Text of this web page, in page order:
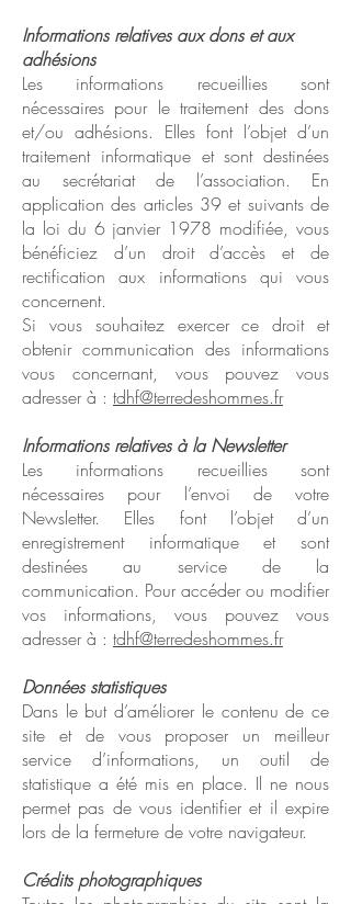
Informations relatives aux dons et aux
adhésions
Les informations recueillies sont
nécessaires pour le traitement des dons
et/ou adhésions. Elles font l’objet d’un
traitement informatique et sont destinées
au secrétariat de l’association. En
application des articles 39 et suivants de
la loi du 6 janvier 1978 modifiée, vous
bénéficiez d’un droit d’accès et de
rectification aux informations qui vous
concernent.
Si vous souhaitez exercer ce droit et
obtenir communication des informations
vous concernant, vous pouvez vous
adresser à : tdhf@terredeshommes.fr
Informations relatives à la Newsletter
Les informations recueillies sont
nécessaires pour l’envoi de votre
Newsletter. Elles font l’objet d’un
enregistrement informatique et sont
destinées au service de la
communication. Pour accéder ou modifier
vos informations, vous pouvez vous
adresser à : tdhf@terredeshommes.fr
Données statistiques
Dans le but d’améliorer le contenu de ce
site et de vous proposer un meilleur
service d’informations, un outil de
statistique a été mis en place. Il ne nous
permet pas de vous identifier et il expire
lors de la fermeture de votre navigateur.
Crédits photographiques